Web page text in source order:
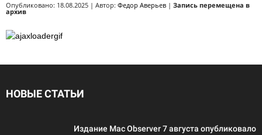
Опубликовано: 18.08.2025 | Автор: Федор Аверьев | Запись перемещена в
архив
НОВЫЕ СТАТЬИ
Издание Mac Observer 7 августа опубликовало